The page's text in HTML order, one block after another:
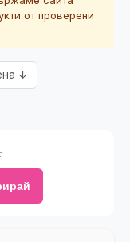
от проверени
↓